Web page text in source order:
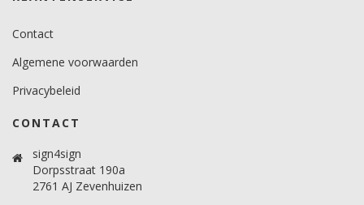
Contact
Algemene voorwaarden
Privacybeleid
CONTACT
sign4sign
Dorpsstraat 190a
2761 AJ Zevenhuizen